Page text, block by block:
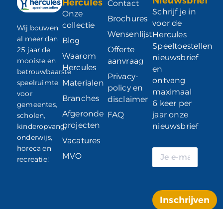
Wij bouwen
al meer dan
25 jaar de
mooiste en
betrouwbaarste
speelruimte
voor
gemeentes,
scholen,
kinderopvang,
onderwijs,
horeca en
recreatie!
Hercules
Onze
collectie
Blog
Waarom
Hercules
Materialen
Branches
Afgeronde
projecten
Vacatures
MVO
Contact
Brochures
Wensenlijst
Offerte
aanvraag
Privacy-
policy en
disclaimer
FAQ
Schrijf je in
voor de
Hercules
Speeltoestellen
nieuwsbrief
en
ontvang
maximaal
6 keer per
jaar onze
nieuwsbrief
Inschrijven